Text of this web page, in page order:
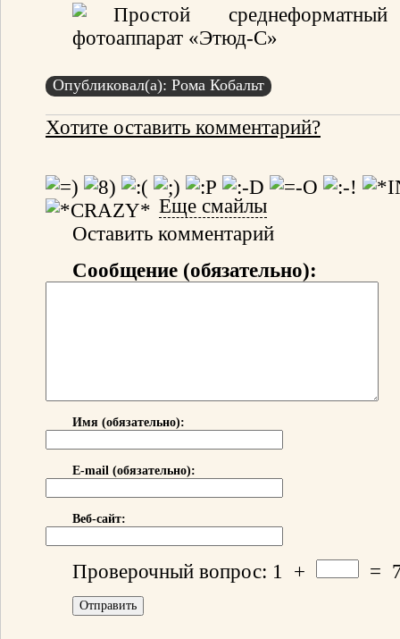
Опубликовал(а): Рома Кобальт
Хотите оставить комментарий?
Еще смайлы
Оставить комментарий
Сообщение (обязательно):
Имя (обязательно):
E-mail (обязательно):
Веб-сайт:
Проверочный вопрос: 1 + =